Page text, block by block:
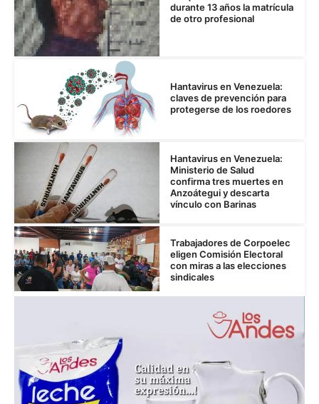
durante 13 años la matrícula
de otro profesional
Hantavirus en Venezuela:
claves de prevención para
protegerse de los roedores
Hantavirus en Venezuela:
Ministerio de Salud
confirma tres muertes en
Anzoátegui y descarta
vínculo con Barinas
Trabajadores de Corpoelec
eligen Comisión Electoral
con miras a las elecciones
sindicales